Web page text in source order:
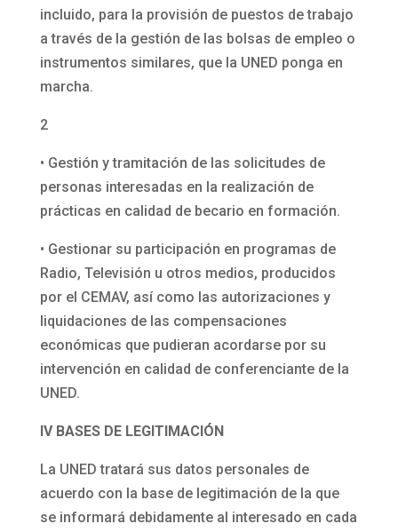
incluido, para la provisión de puestos de trabajo
a través de la gestión de las bolsas de empleo o
instrumentos similares, que la UNED ponga en
marcha.
2
• Gestión y tramitación de las solicitudes de
personas interesadas en la realización de
prácticas en calidad de becario en formación.
• Gestionar su participación en programas de
Radio, Televisión u otros medios, producidos
por el CEMAV, así como las autorizaciones y
liquidaciones de las compensaciones
económicas que pudieran acordarse por su
intervención en calidad de conferenciante de la
UNED.
IV BASES DE LEGITIMACIÓN
La UNED tratará sus datos personales de
acuerdo con la base de legitimación de la que
se informará debidamente al interesado en cada